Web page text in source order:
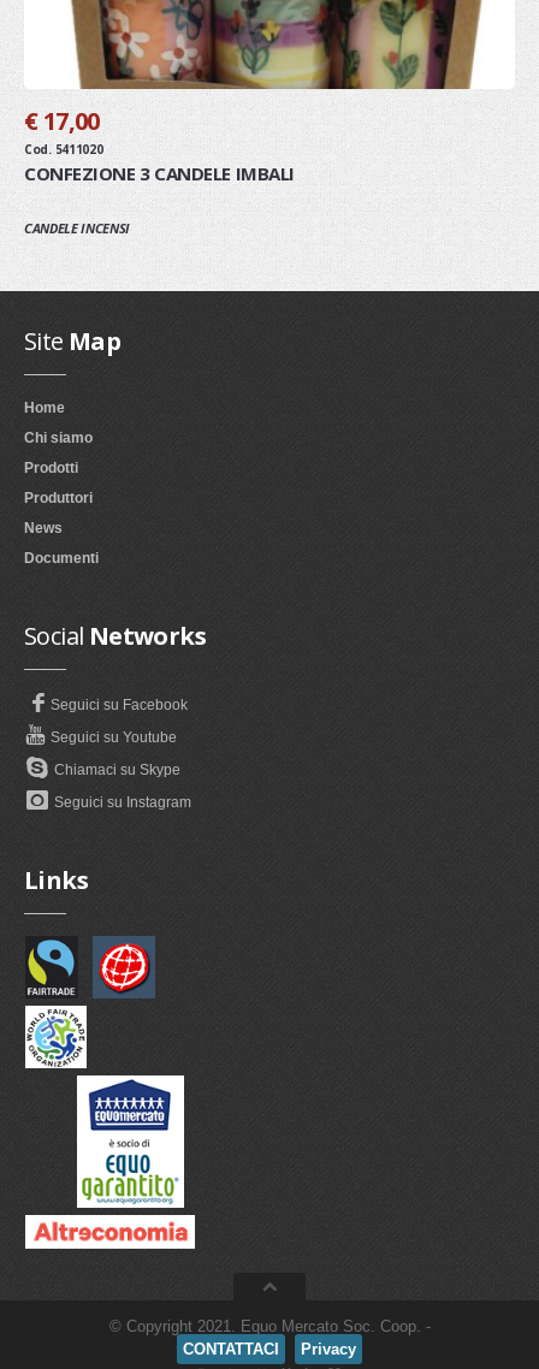
€ 17,00
Cod. 5411020
CONFEZIONE 3 CANDELE IMBALI
CANDELE INCENSI
Site Map
Home
Chi siamo
Prodotti
Produttori
News
Documenti
Social Networks
Seguici su Facebook
Seguici su Youtube
Chiamaci su Skype
Seguici su Instagram
Links
© Copyright 2021. Equo Mercato Soc. Coop. -
CONTATTACI
Privacy